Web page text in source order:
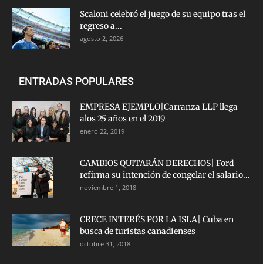
Scaloni celebró el juego de su equipo tras el
regreso a...
agosto 2, 2026
ENTRADAS POPULARES
EMPRESA EJEMPLO|Carranza LLP llega
alos 25 años en el 2019
enero 22, 2019
CAMBIOS QUITARÁN DERECHOS| Ford
refirma su intención de congelar el salario...
noviembre 1, 2018
CRECE INTERÉS POR LA ISLA| Cuba en
busca de turistas canadienses
octubre 31, 2018